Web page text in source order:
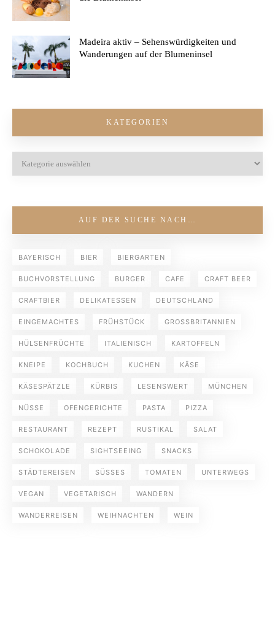
Madeira aktiv – Sehenswürdigkeiten und
Wanderungen auf der Blumeninsel
KATEGORIEN
AUF DER SUCHE NACH…
BAYERISCH BIER BIERGARTEN
BUCHVORSTELLUNG BURGER CAFE CRAFT BEER
CRAFTBIER DELIKATESSEN DEUTSCHLAND
EINGEMACHTES FRÜHSTÜCK GROSSBRITANNIEN
HÜLSENFRÜCHTE ITALIENISCH KARTOFFELN
KNEIPE KOCHBUCH KUCHEN KÄSE
KÄSESPÄTZLE KÜRBIS LESENSWERT MÜNCHEN
NÜSSE OFENGERICHTE PASTA PIZZA
RESTAURANT REZEPT RUSTIKAL SALAT
SCHOKOLADE SIGHTSEEING SNACKS
STÄDTEREISEN SÜSSES TOMATEN UNTERWEGS
VEGAN VEGETARISCH WANDERN
WANDERREISEN WEIHNACHTEN WEIN